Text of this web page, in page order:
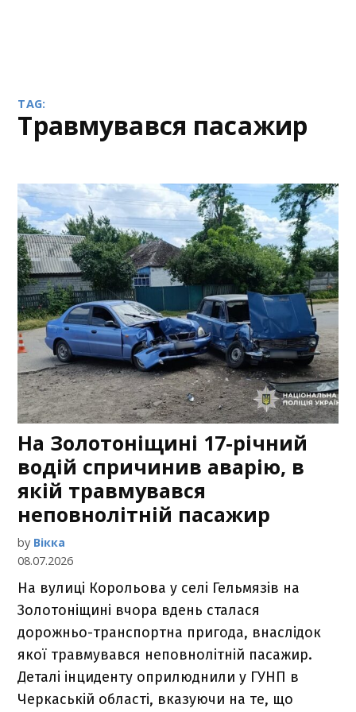
TAG:
травмувався пасажир
На Золотоніщині 17-річний
водій спричинив аварію, в
якій травмувався
неповнолітній пасажир
by Вікка
08.07.2026
На вулиці Корольова у селі Гельмязів на
Золотоніщині вчора вдень сталася
дорожньо-транспортна пригода, внаслідок
якої травмувався неповнолітній пасажир.
Деталі інциденту оприлюднили у ГУНП в
Черкаській області, вказуючи на те, що